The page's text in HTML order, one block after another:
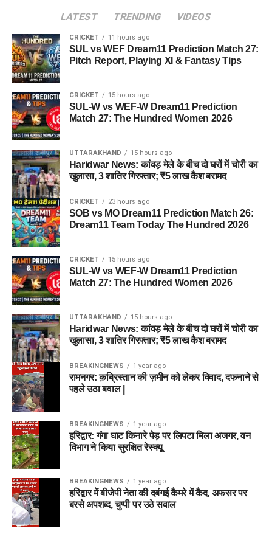
LATEST TRENDING VIDEOS
CRICKET 11 hours ago
SUL vs WEF Dream11 Prediction Match 27:
Pitch Report, Playing XI & Fantasy Tips
CRICKET 15 hours ago
SUL-W vs WEF-W Dream11 Prediction
Match 27: The Hundred Women 2026
UTTARAKHAND 15 hours ago
Haridwar News: कांवड़ मेले के बीच दो घरों में चोरी का
खुलासा, 3 शातिर गिरफ्तार; ₹5 लाख कैश बरामद
CRICKET 23 hours ago
SOB vs MO Dream11 Prediction Match 26:
Dream11 Team Today The Hundred 2026
CRICKET 15 hours ago
SUL-W vs WEF-W Dream11 Prediction
Match 27: The Hundred Women 2026
UTTARAKHAND 15 hours ago
Haridwar News: कांवड़ मेले के बीच दो घरों में चोरी का
खुलासा, 3 शातिर गिरफ्तार; ₹5 लाख कैश बरामद
BREAKINGNEWS 1 year ago
रामनगर: क़ब्रिस्तान की ज़मीन को लेकर विवाद, दफनाने से
पहले उठा बवाल |
BREAKINGNEWS 1 year ago
हरिद्वार: गंगा घाट किनारे पेड़ पर लिपटा मिला अजगर, वन
विभाग ने किया सुरक्षित रेस्क्यू
BREAKINGNEWS 1 year ago
हरिद्वार में बीजेपी नेता की दबंगई कैमरे में कैद, अफसर पर
बरसे अपशब्द, चुप्पी पर उठे सवाल